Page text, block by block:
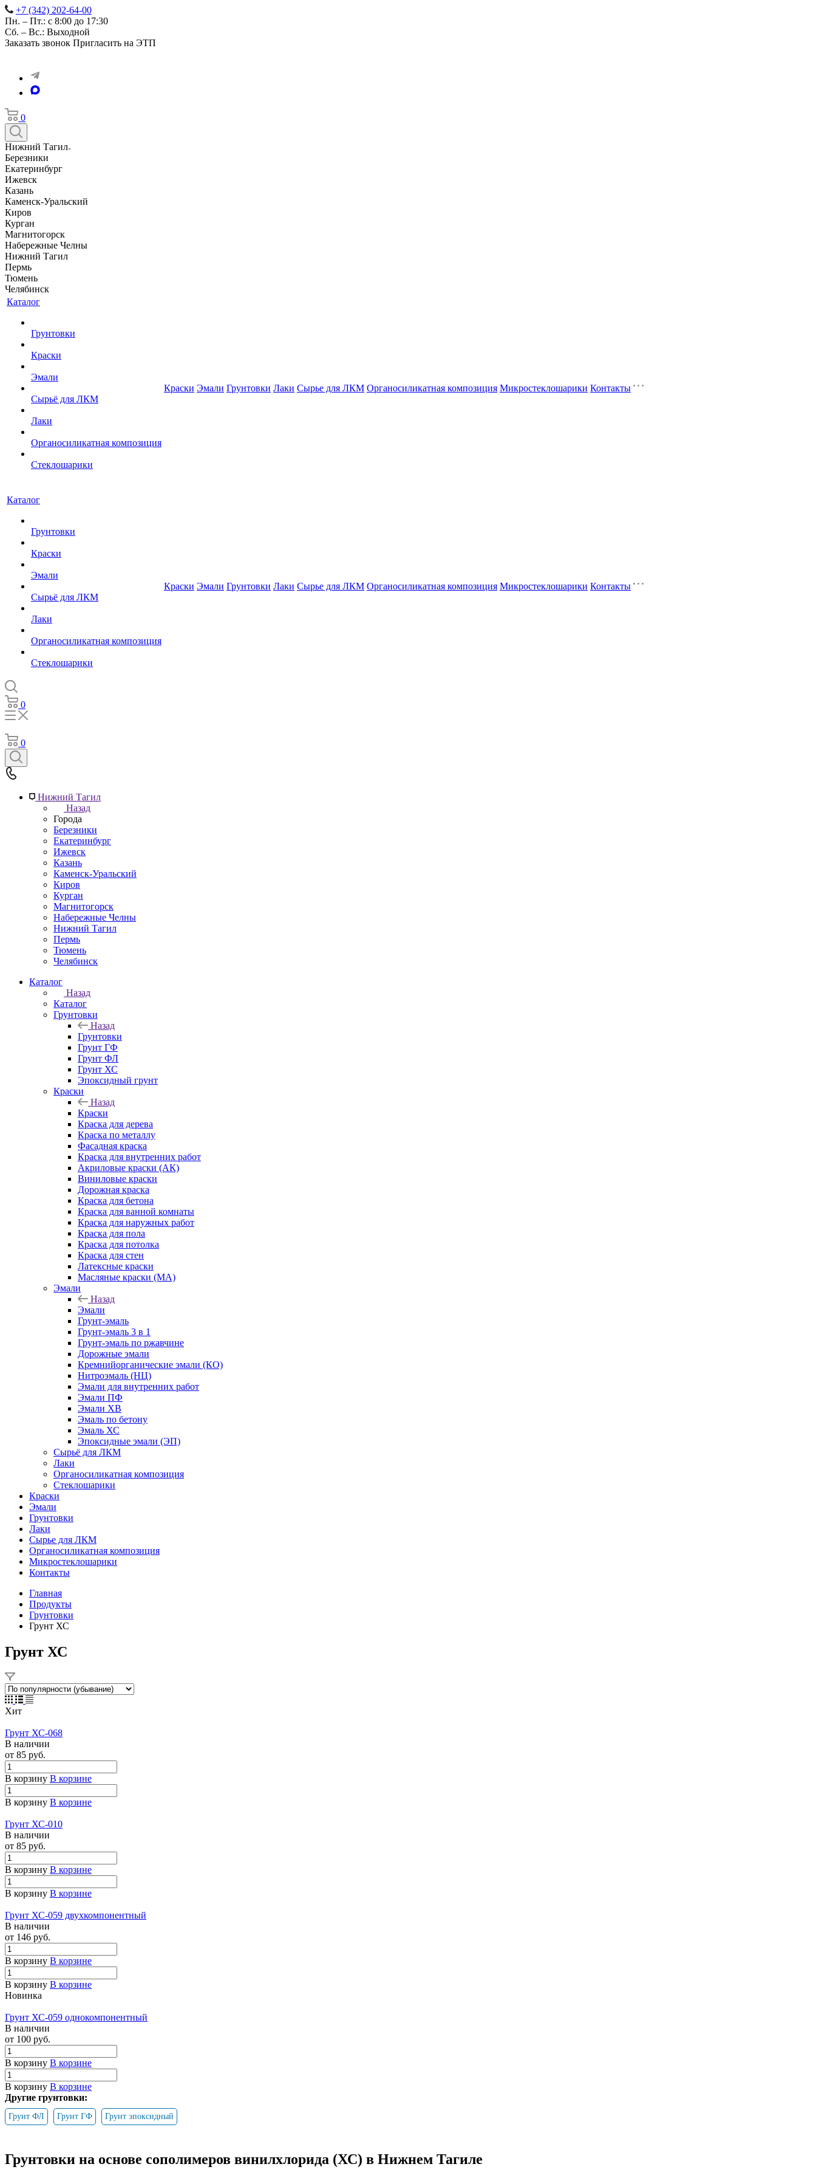
+7 (342) 202-64-00
Пн. – Пт.: с 8:00 до 17:30
Сб. – Вс.: Выходной
Заказать звонок Пригласить на ЭТП
0
Нижний Тагил
Березники
Екатеринбург
Ижевск
Казань
Каменск-Уральский
Киров
Курган
Магнитогорск
Набережные Челны
Нижний Тагил
Пермь
Тюмень
Челябинск
Каталог
Грунтовки
Краски
Эмали
Сырьё для ЛКМ
Лаки
Органосиликатная композиция
Стеклошарики
Краски Эмали Грунтовки Лаки Сырье для ЛКМ Органосиликатная композиция Микростеклошарики Контакты
Каталог
Грунтовки
Краски
Эмали
Сырьё для ЛКМ
Лаки
Органосиликатная композиция
Стеклошарики
Краски Эмали Грунтовки Лаки Сырье для ЛКМ Органосиликатная композиция Микростеклошарики Контакты
0
0
Нижний Тагил
Назад
Города
Березники
Екатеринбург
Ижевск
Казань
Каменск-Уральский
Киров
Курган
Магнитогорск
Набережные Челны
Нижний Тагил
Пермь
Тюмень
Челябинск
Каталог
Назад
Каталог
Грунтовки
Назад
Грунтовки
Грунт ГФ
Грунт ФЛ
Грунт ХС
Эпоксидный грунт
Краски
Назад
Краски
Краска для дерева
Краска по металлу
Фасадная краска
Краска для внутренних работ
Акриловые краски (АК)
Виниловые краски
Дорожная краска
Краска для бетона
Краска для ванной комнаты
Краска для наружных работ
Краска для пола
Краска для потолка
Краска для стен
Латексные краски
Масляные краски (МА)
Эмали
Назад
Эмали
Грунт-эмаль
Грунт-эмаль 3 в 1
Грунт-эмаль по ржавчине
Дорожные эмали
Кремнийорганические эмали (КО)
Нитроэмаль (НЦ)
Эмали для внутренних работ
Эмали ПФ
Эмали ХВ
Эмаль по бетону
Эмаль ХС
Эпоксидные эмали (ЭП)
Сырьё для ЛКМ
Лаки
Органосиликатная композиция
Стеклошарики
Краски
Эмали
Грунтовки
Лаки
Сырье для ЛКМ
Органосиликатная композиция
Микростеклошарики
Контакты
Главная
Продукты
Грунтовки
Грунт ХС
Грунт ХС
Хит
Грунт ХС-068
В наличии
от 85 руб.
В корзину В корзине
В корзину В корзине
Грунт ХС-010
В наличии
от 85 руб.
В корзину В корзине
В корзину В корзине
Грунт ХС-059 двухкомпонентный
В наличии
от 146 руб.
В корзину В корзине
В корзину В корзине
Новинка
Грунт ХС-059 однокомпонентный
В наличии
от 100 руб.
В корзину В корзине
В корзину В корзине
Другие грунтовки:
Грунт ФЛ Грунт ГФ Грунт эпоксидный
Грунтовки на основе сополимеров винилхлорида (ХС) в Нижнем Тагиле